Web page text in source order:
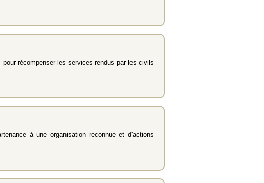
récompenser les services rendus par les civils
à une organisation reconnue et d'actions